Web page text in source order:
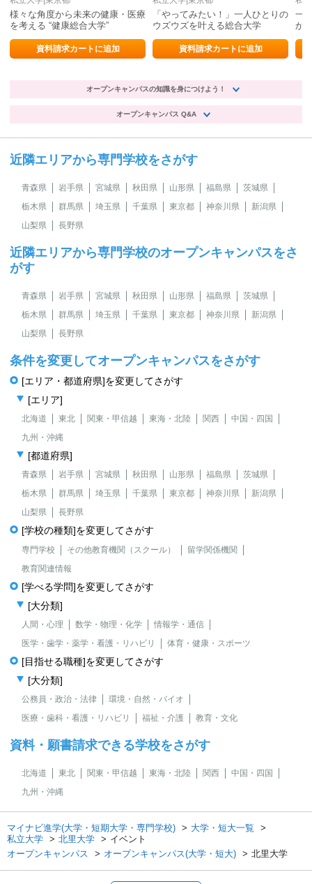
様々な角度から未来の健康・医療
を考える “健康総合大学”
資料請求カートに追加
「やってみたい！」一人ひとりの
ウズウズを叶える総合大学
資料請求カートに追加
一
か
オープンキャンパスの知識を身につけよう！
オープンキャンパス Q&A
近隣エリアから専門学校をさがす
青森県 岩手県 宮城県 秋田県 山形県 福島県
茨城県
栃木県
群馬県 埼玉県 千葉県 東京都 神奈川県
新潟県
山梨県
長野県
近隣エリアから専門学校のオープンキャンパスをさ
がす
青森県 岩手県 宮城県 秋田県 山形県 福島県
茨城県
栃木県
群馬県 埼玉県 千葉県 東京都 神奈川県
新潟県
山梨県
長野県
条件を変更してオープンキャンパスをさがす
[エリア・都道府県]を変更してさがす
[エリア]
北海道 東北 関東・甲信越 東海・北陸 関西
中国・四国
九州・沖縄
[都道府県]
青森県 岩手県 宮城県 秋田県 山形県 福島県
茨城県
栃木県
群馬県 埼玉県 千葉県 東京都 神奈川県
新潟県
山梨県
長野県
[学校の種類]を変更してさがす
専門学校 その他教育機関（スクール）
留学関係機関
教育関連情報
[学べる学問]を変更してさがす
[大分類]
人間・心理 数学・物理・化学
情報学・通信
医学・歯学・薬学・看護・リハビリ
体育・健康・スポーツ
[目指せる職種]を変更してさがす
[大分類]
公務員・政治・法律
環境・自然・バイオ
医療・歯科・看護・リハビリ
福祉・介護 教育・文化
資料・願書請求できる学校をさがす
北海道 東北 関東・甲信越 東海・北陸 関西
中国・四国
九州・沖縄
マイナビ進学(大学・短期大学・専門学校)
大学・短大一覧
私立大学
北里大学
イベント
オープンキャンパス
オープンキャンパス(大学・短大) 北里大学